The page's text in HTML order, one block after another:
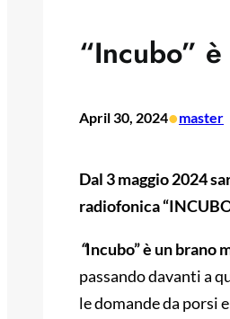
“Incubo”
April 30, 2024•master
Dal 3 maggio 2024
radiofonica
“Incubo” è un brano
passando davanti a
le domande da porsi